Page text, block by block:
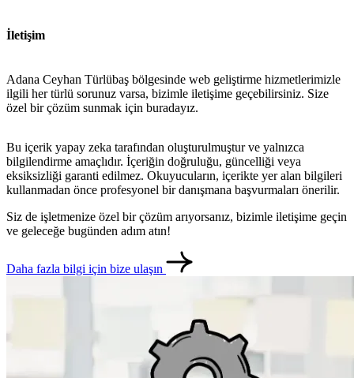
İletişim
Adana Ceyhan Türlübaş bölgesinde web geliştirme hizmetlerimizle
ilgili her türlü sorunuz varsa, bizimle iletişime geçebilirsiniz. Size
özel bir çözüm sunmak için buradayız.
Bu içerik yapay zeka tarafından oluşturulmuştur ve yalnızca
bilgilendirme amaçlıdır. İçeriğin doğruluğu, güncelliği veya
eksiksizliği garanti edilmez. Okuyucuların, içerikte yer alan bilgileri
kullanmadan önce profesyonel bir danışmana başvurmaları önerilir.
Siz de işletmenize özel bir çözüm arıyorsanız, bizimle iletişime geçin
ve geleceğe bugünden adım atın!
Daha fazla bilgi için bize ulaşın